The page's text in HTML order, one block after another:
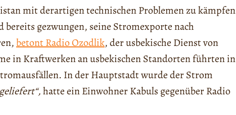
mit derartigen technischen Problemen zu kämpfen
bereits gezwungen, seine Stromexporte nach
betont Radio Ozodlik, der usbekische Dienst von
in Kraftwerken an usbekischen Standorten führten in
In der Hauptstadt wurde der Strom
hatte ein Einwohner Kabuls gegenüber Radio